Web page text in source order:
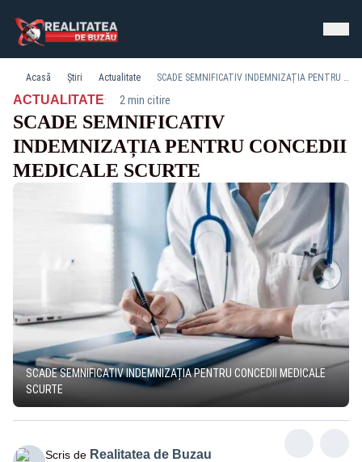
Acasă Știri Actualitate SCADE SEMNIFICATIV INDEMNIZAȚIA PENTRU CONCEDII MEDICALE SCURTE
ACTUALITATE· 2 min citire
SCADE SEMNIFICATIV
INDEMNIZAȚIA PENTRU CONCEDII
MEDICALE SCURTE
SCADE SEMNIFICATIV INDEMNIZAȚIA PENTRU CONCEDII MEDICALE
SCURTE
Scris de Realitatea de Buzau